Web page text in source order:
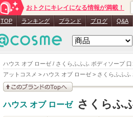
ハウス オブ ローゼ / さくらふふふ ボディソープ 口
アットコスメ > ハウス オブ ローゼ > さくらふふふ
おトクにキレイになる情報が満載！
TOP ランキング ブランド ブログ Q&A
ハウス オブ ローゼ さくらふ